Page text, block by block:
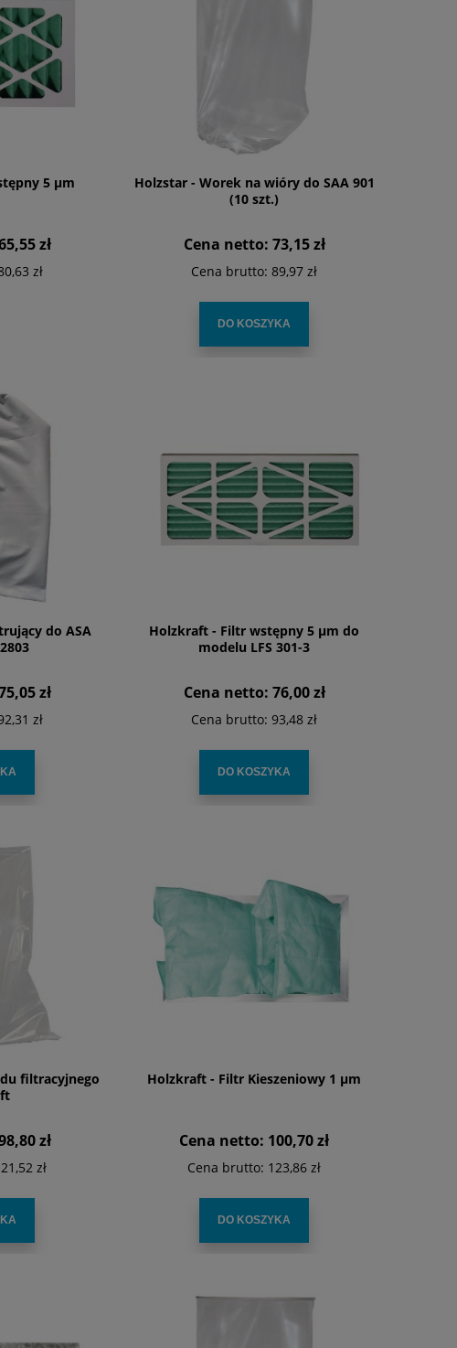
5 µm
zł
zł
Holzstar - Worek na wióry do SAA 901
(10 szt.)
Cena netto: 73,15 zł
Cena brutto: 89,97 zł
DO KOSZYKA
do ASA
zł
zł
Holzkraft - Filtr wstępny 5 µm do
modelu LFS 301-3
Cena netto: 76,00 zł
Cena brutto: 93,48 zł
DO KOSZYKA
filtracyjnego
zł
zł
Holzkraft - Filtr Kieszeniowy 1 µm
Cena netto: 100,70 zł
Cena brutto: 123,86 zł
DO KOSZYKA